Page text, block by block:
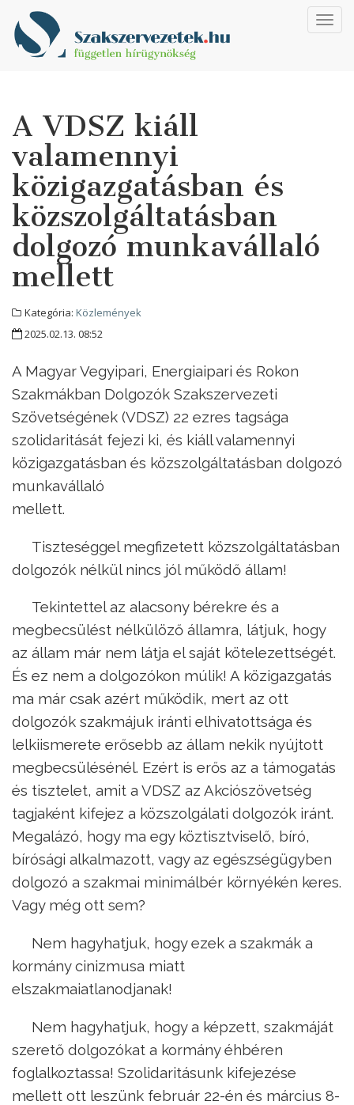
A VDSZ kiáll
valamennyi
közigazgatásban és
közszolgáltatásban
dolgozó munkavállaló
mellett
Kategória: Közlemények
2025.02.13. 08:52
A Magyar Vegyipari, Energiaipari és Rokon
Szakmákban Dolgozók Szakszervezeti
Szövetségének (VDSZ) 22 ezres tagsága
szolidaritását fejezi ki, és kiáll valamennyi
közigazgatásban és közszolgáltatásban dolgozó
munkavállaló
mellett.
Tiszteséggel megfizetett közszolgáltatásban
dolgozók nélkül nincs jól működő állam!
Tekintettel az alacsony bérekre és a
megbecsülést nélkülöző államra, látjuk, hogy
az állam már nem látja el saját kötelezettségét.
És ez nem a dolgozókon múlik! A közigazgatás
ma már csak azért működik, mert az ott
dolgozók szakmájuk iránti elhivatottsága és
lelkiismerete erősebb az állam nekik nyújtott
megbecsülésénél. Ezért is erős az a támogatás
és tisztelet, amit a VDSZ az Akciószövetség
tagjaként kifejez a közszolgálati dolgozók iránt.
Megalázó, hogy ma egy köztisztviselő, bíró,
bírósági alkalmazott, vagy az egészségügyben
dolgozó a szakmai minimálbér környékén keres.
Vagy még ott sem?
Nem hagyhatjuk, hogy ezek a szakmák a
kormány cinizmusa miatt
elszakmaiatlanodjanak!
Nem hagyhatjuk, hogy a képzett, szakmáját
szerető dolgozókat a kormány éhbéren
foglalkoztassa! Szolidaritásunk kifejezése
mellett ott leszünk február 22-én és március 8-